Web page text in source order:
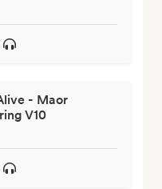
- Maor
V10